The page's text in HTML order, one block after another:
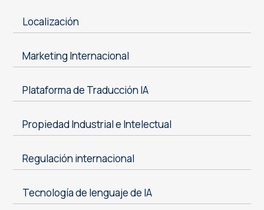
Localización
Marketing Internacional
Plataforma de Traducción IA
Propiedad Industrial e Intelectual
Regulación internacional
Tecnología de lenguaje de IA